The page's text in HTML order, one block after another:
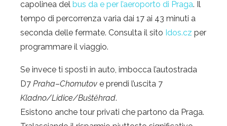
capolinea del bus da e per l’aeroporto di Praga. Il
tempo di percorrenza varia dai 17 ai 43 minuti a
seconda delle fermate. Consulta il sito Idos.cz per
programmare il viaggio.
Se invece ti sposti in auto, imbocca l’autostrada
D7 Praha–Chomutov e prendi l’uscita 7
Kladno/Lidice/Buštěhrad.
Esistono anche tour privati che partono da Praga.